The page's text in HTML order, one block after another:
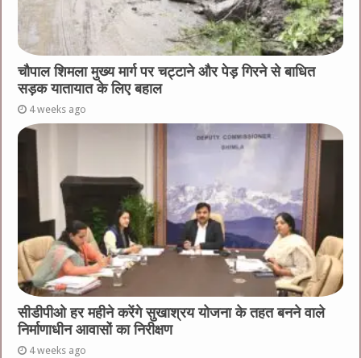
चौपाल शिमला मुख्य मार्ग पर चट्टाने और पेड़ गिरने से बाधित
सड़क यातायात के लिए बहाल
4 weeks ago
सीडीपीओ हर महीने करेंगे सुखाश्रय योजना के तहत बनने वाले
निर्माणाधीन आवासों का निरीक्षण
4 weeks ago